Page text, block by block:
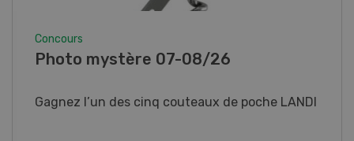
Concours Know-how 07-08/26
Gagnez un véhicule électrique HDK Express